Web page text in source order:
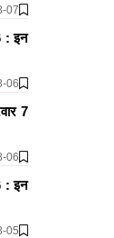
07
: इन
06
7
06
: इन
05